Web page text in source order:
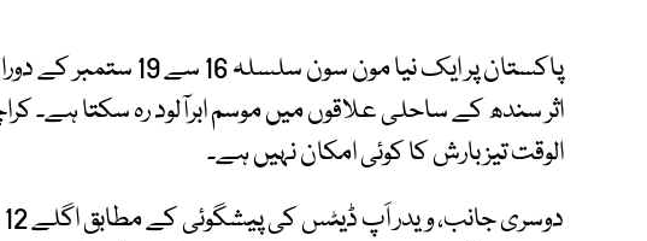
پاکستان پر ایک نیا مون
اثر سندھ کے ساحلی علاقوں میں موسم ابرآلود رہ سکتا ہے۔
الوقت تیز بارش کا کوئی امکان نہیں ہے۔